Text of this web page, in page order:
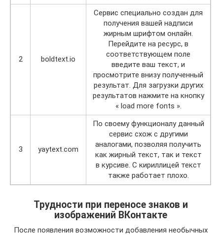
2 boldtext.io
Сервис специально создан для
получения вашей надписи
жирным шрифтом онлайн.
Перейдите на ресурс, в
соответствующем поле
введите ваш текст, и
просмотрите внизу полученный
результат. Для загрузки других
результатов нажмите на кнопку
« load more fonts ».
3 yaytext.com
По своему функционалу данный
сервис схож с другими
аналогами, позволяя получить
как жирный текст, так и текст
в курсиве. С кириллицей текст
также работает плохо.
Трудности при переносе знаков и
изображений ВКонтакте
После появления возможности добавления необычных